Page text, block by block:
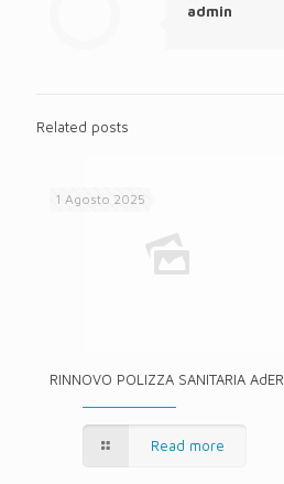
admin
Related posts
1 Agosto 2025
RINNOVO POLIZZA SANITARIA AdER
Read more